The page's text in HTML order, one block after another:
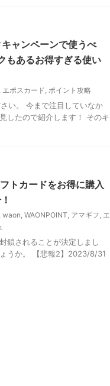
ャンペーンで使うべ
もあるお得すぎる使い
, エポスカード, ポイント攻略
い。 今まで注目していなか
したので紹介します！ そのキ
トカードをお得に購入
, waon, WAONPOINT, アマギフ, エ
鎖されることが決定しまし
うか。 【悲報2】2023/8/31